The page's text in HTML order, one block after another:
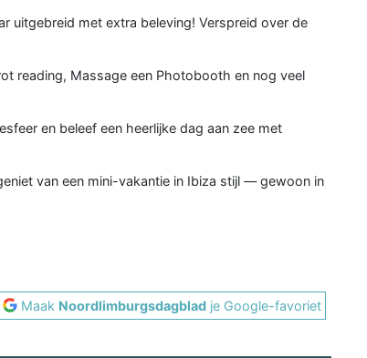
uitgebreid met extra beleving! Verspreid over de
reading, Massage een Photobooth en nog veel
en beleef een heerlijke dag aan zee met
van een mini-vakantie in Ibiza stijl — gewoon in
Maak Noordlimburgsdagblad je Google-favoriet